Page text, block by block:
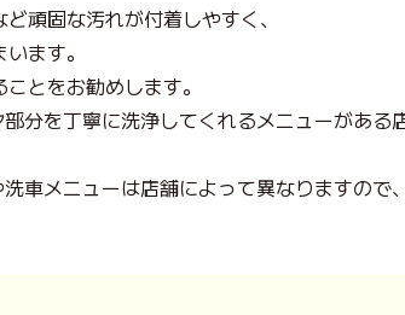
頑固な汚れが付着しやすく、
ます。
とをお勧めします。
分を丁寧に洗浄してくれるメニューがある
車メニューは店舗によって異なりますので